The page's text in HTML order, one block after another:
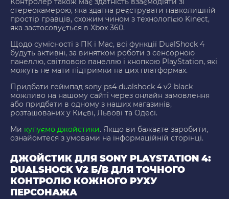
стереокамерою, яка здатна реєструвати навколишній
простір гравців, схожим чином з технологією Kinect,
яка застосовується в Xbox 360.
Щодо сумісності з ПК і Mac, всі функції DualShock 4
будуть активні, за винятком роботи з сенсорною
панеллю, світловою панеллю і кнопкою PlayStation, які
можуть не мати підтримки на цих платформах.
Придбати геймпад sony ps4 dualshock 4 v2 black
можливо на нашому сайті через онлайн замовлення
або придбати в одному з наших магазинів,
розташованих у Києві, Львові та Одесі.
Ми купуємо джойстики. Якщо ви бажаєте заробити,
ознайомтеся з умовами на інформаційній сторінці.
ДЖОЙСТИК ДЛЯ SONY PLAYSTATION 4:
DUALSHOCK V2 Б/В ДЛЯ ТОЧНОГО
КОНТРОЛЮ КОЖНОГО РУХУ
ПЕРСОНАЖА